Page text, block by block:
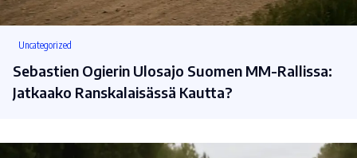
Uncategorized
Sebastien Ogierin Ulosajo Suomen MM-Rallissa:
Jatkaako Ranskalaisässä Kautta?